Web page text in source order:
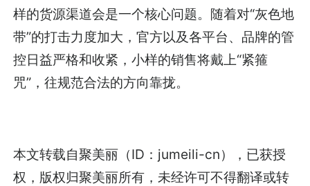
样的货源渠道会是一个核心问题。随着对“灰色地
带”的打击力度加大，官方以及各平台、品牌的管
控日益严格和收紧，小样的销售将戴上“紧箍
咒”，往规范合法的方向靠拢。
本文转载自聚美丽（ID：jumeili-cn），已获授
权，版权归聚美丽所有，未经许可不得翻译或转